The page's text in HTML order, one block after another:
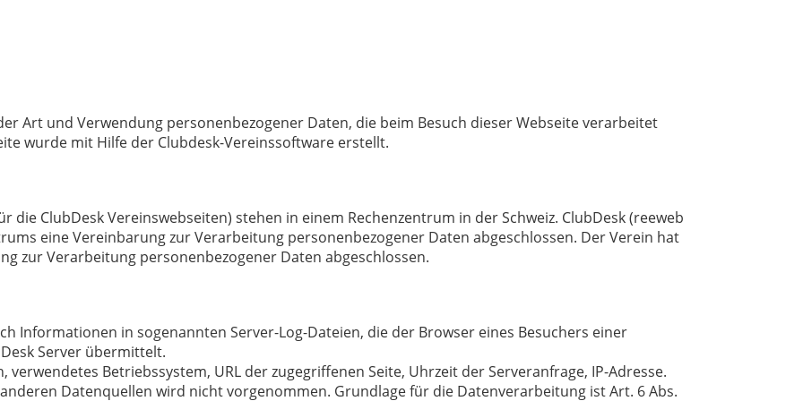
Art und Verwendung personenbezogener Daten, die beim Besuch dieser Webseite verarbeitet
wurde mit Hilfe der Clubdesk-Vereinssoftware erstellt.
die ClubDesk Vereinswebseiten) stehen in einem Rechenzentrum in der Schweiz. ClubDesk (reeweb
eine Vereinbarung zur Verarbeitung personenbezogener Daten abgeschlossen. Der Verein hat
zur Verarbeitung personenbezogener Daten abgeschlossen.
Informationen in sogenannten Server-Log-Dateien, die der Browser eines Besuchers einer
Server übermittelt.
Betriebssystem, URL der zugegriffenen Seite, Uhrzeit der Serveranfrage, IP-Adresse.
Datenquellen wird nicht vorgenommen. Grundlage für die Datenverarbeitung ist Art. 6 Abs.